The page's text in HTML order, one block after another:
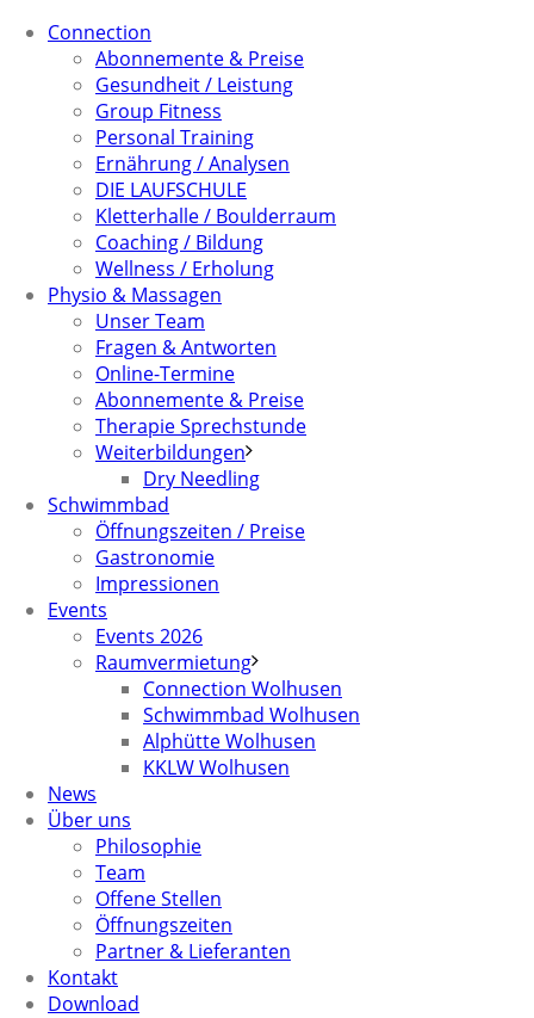
Connection
Abonnemente & Preise
Gesundheit / Leistung
Group Fitness
Personal Training
Ernährung / Analysen
DIE LAUFSCHULE
Kletterhalle / Boulderraum
Coaching / Bildung
Wellness / Erholung
Physio & Massagen
Unser Team
Fragen & Antworten
Online-Termine
Abonnemente & Preise
Therapie Sprechstunde
Weiterbildungen
Dry Needling
Schwimmbad
Öffnungszeiten / Preise
Gastronomie
Impressionen
Events
Events 2026
Raumvermietung
Connection Wolhusen
Schwimmbad Wolhusen
Alphütte Wolhusen
KKLW Wolhusen
News
Über uns
Philosophie
Team
Offene Stellen
Öffnungszeiten
Partner & Lieferanten
Kontakt
Download